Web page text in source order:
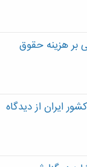
بر هزینه حقوق
ایران از دیدگاه